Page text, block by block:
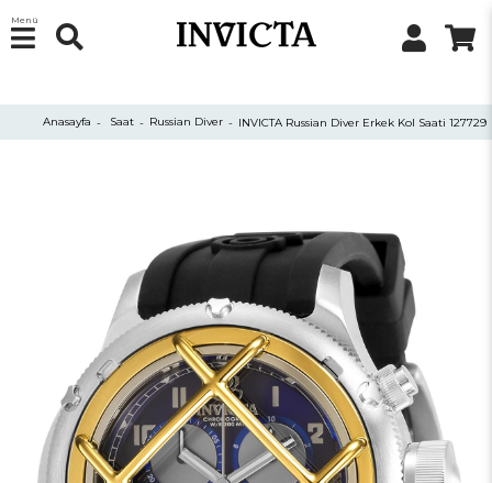
Menü
Anasayfa Saat Russian Diver INVICTA Russian Diver Erkek Kol Saati 127729